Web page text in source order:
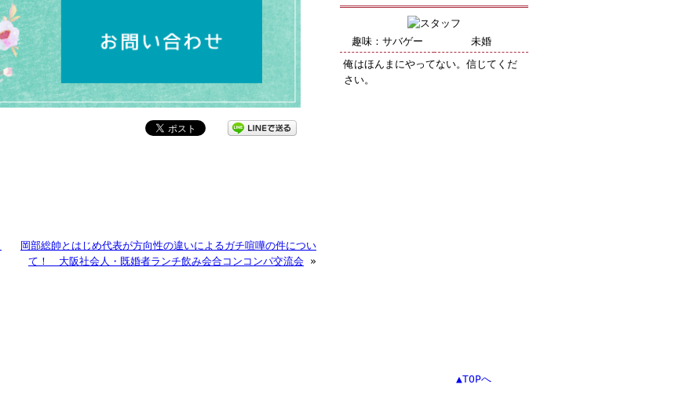
岡部総帥とはじめ代表が方向性の違いによるガチ喧嘩の件につい
て！ 大阪社会人・既婚者ランチ飲み会合コンコンパ交流会 »
趣味：サバゲー
未婚
俺はほんまにやってない。信じてくだ
さい。
▲TOPへ